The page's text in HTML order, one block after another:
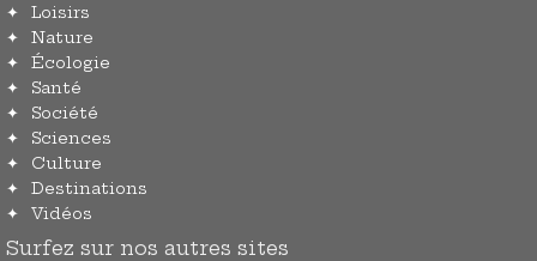
Loisirs
Nature
Écologie
Santé
Société
Sciences
Culture
Destinations
Vidéos
Surfez sur nos autres sites